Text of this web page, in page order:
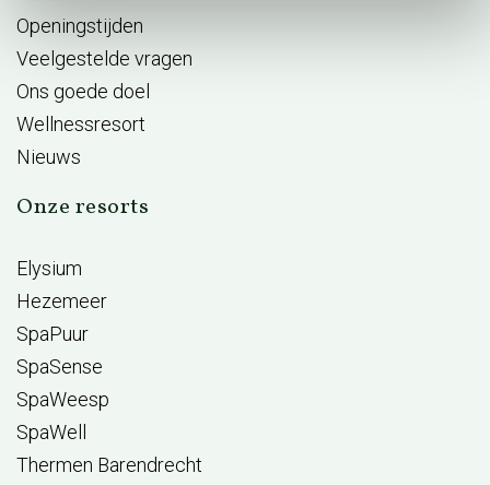
Openingstijden
Veelgestelde vragen
Ons goede doel
Wellnessresort
Nieuws
Onze resorts
Elysium
Hezemeer
SpaPuur
SpaSense
SpaWeesp
SpaWell
Thermen Barendrecht